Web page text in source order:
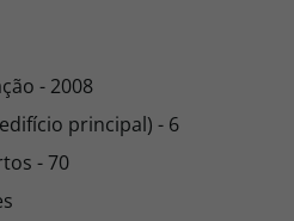
- 2008
principal) - 6
- 70